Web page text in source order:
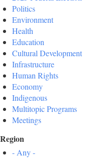
Politics
Environment
Health
Education
Cultural Development
Infrastructure
Human Rights
Economy
Indigenous
Multitopic Programs
Meetings
Region
- Any -